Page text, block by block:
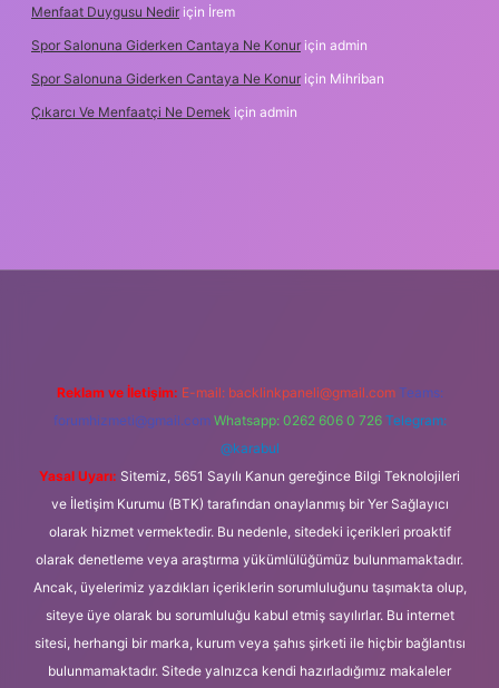
Menfaat Duygusu Nedir için İrem
Spor Salonuna Giderken Cantaya Ne Konur için admin
Spor Salonuna Giderken Cantaya Ne Konur için Mihriban
Çıkarcı Ve Menfaatçi Ne Demek için admin
Reklam ve İletişim: E-mail: backlinkpaneli@gmail.com Teams:
forumhizmeti@gmail.com Whatsapp: 0262 606 0 726 Telegram:
@karabul
Yasal Uyarı: Sitemiz, 5651 Sayılı Kanun gereğince Bilgi Teknolojileri
ve İletişim Kurumu (BTK) tarafından onaylanmış bir Yer Sağlayıcı
olarak hizmet vermektedir. Bu nedenle, sitedeki içerikleri proaktif
olarak denetleme veya araştırma yükümlülüğümüz bulunmamaktadır.
Ancak, üyelerimiz yazdıkları içeriklerin sorumluluğunu taşımakta olup,
siteye üye olarak bu sorumluluğu kabul etmiş sayılırlar. Bu internet
sitesi, herhangi bir marka, kurum veya şahıs şirketi ile hiçbir bağlantısı
bulunmamaktadır. Sitede yalnızca kendi hazırladığımız makaleler